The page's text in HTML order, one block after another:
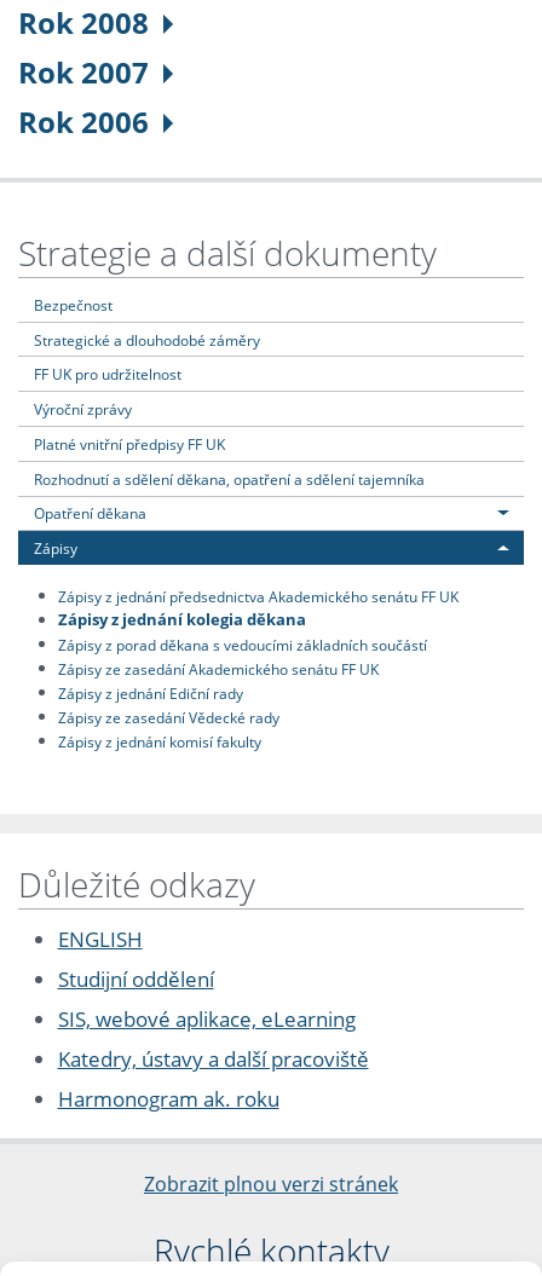
Rok 2008
Rok 2007
Rok 2006
Strategie a další dokumenty
Bezpečnost
Strategické a dlouhodobé záměry
FF UK pro udržitelnost
Výroční zprávy
Platné vnitřní předpisy FF UK
Rozhodnutí a sdělení děkana, opatření a sdělení tajemníka
Opatření děkana
Zápisy
Zápisy z jednání předsednictva Akademického senátu FF UK
Zápisy z jednání kolegia děkana
Zápisy z porad děkana s vedoucími základních součástí
Zápisy ze zasedání Akademického senátu FF UK
Zápisy z jednání Ediční rady
Zápisy ze zasedání Vědecké rady
Zápisy z jednání komisí fakulty
Důležité odkazy
ENGLISH
Studijní oddělení
SIS, webové aplikace, eLearning
Katedry, ústavy a další pracoviště
Harmonogram ak. roku
Zobrazit plnou verzi stránek
Rychlé kontakty